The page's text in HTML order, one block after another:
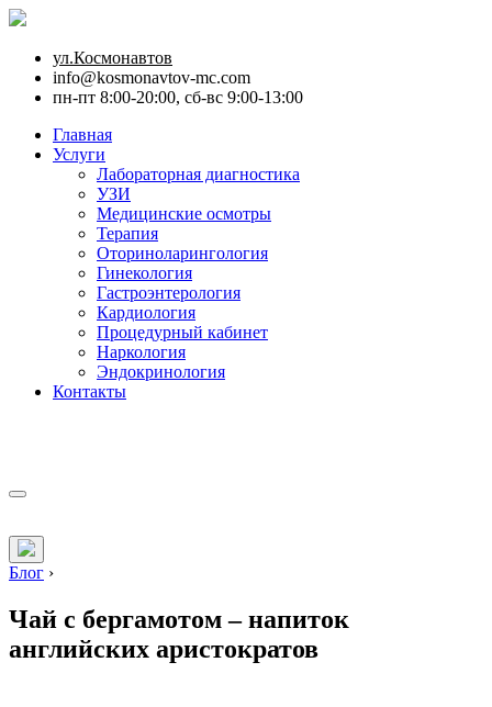
ул.Космонавтов
info@kosmonavtov-mc.com
пн-пт 8:00-20:00, сб-вс 9:00-13:00
Главная
Услуги
Лабораторная диагностика
УЗИ
Медицинские осмотры
Терапия
Оториноларингология
Гинекология
Гастроэнтерология
Кардиология
Процедурный кабинет
Наркология
Эндокринология
Контакты
Блог ›
Чай с бергамотом – напиток
английских аристократов